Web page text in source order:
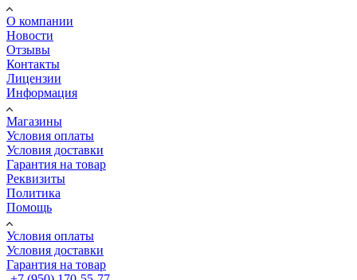
О компании
Новости
Отзывы
Контакты
Лицензии
Информация
Магазины
Условия оплаты
Условия доставки
Гарантия на товар
Реквизиты
Политика
Помощь
Условия оплаты
Условия доставки
Гарантия на товар